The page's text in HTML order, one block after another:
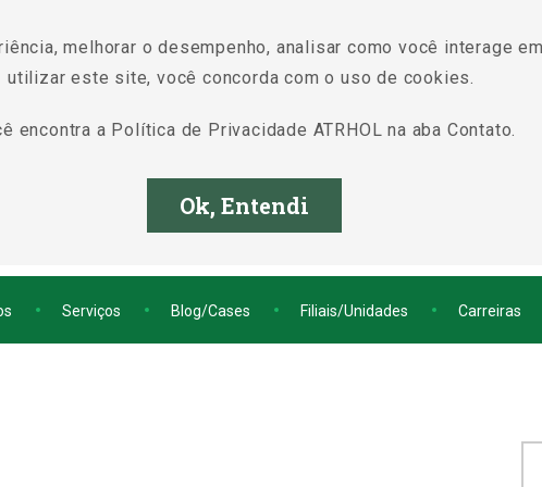
Serviços Blog/Cases Filiais/Unidades Carreiras
melhorar o desempenho, analisar como você interage
utilizar este site, você concorda com o uso de cookies.
encontra a Política de Privacidade ATRHOL na aba Contato.
Ok, Entendi